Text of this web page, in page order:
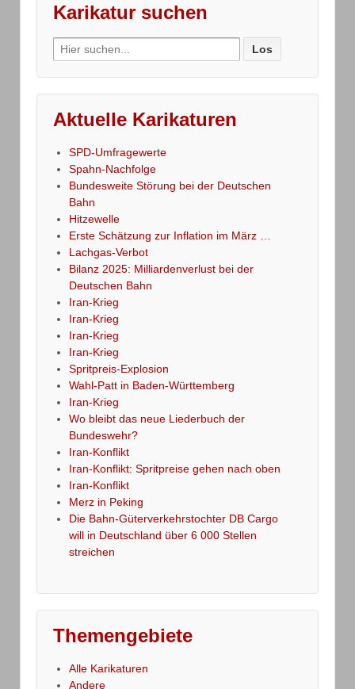
Karikatur suchen
Search
for:
Aktuelle Karikaturen
SPD-Umfragewerte
Spahn-Nachfolge
Bundesweite Störung bei der Deutschen
Bahn
Hitzewelle
Erste Schätzung zur Inflation im März …
Lachgas-Verbot
Bilanz 2025: Milliardenverlust bei der
Deutschen Bahn
Iran-Krieg
Iran-Krieg
Iran-Krieg
Iran-Krieg
Spritpreis-Explosion
Wahl-Patt in Baden-Württemberg
Iran-Krieg
Wo bleibt das neue Liederbuch der
Bundeswehr?
Iran-Konflikt
Iran-Konflikt: Spritpreise gehen nach oben
Iran-Konflikt
Merz in Peking
Die Bahn-Güterverkehrstochter DB Cargo
will in Deutschland über 6 000 Stellen
streichen
Themengebiete
Alle Karikaturen
Andere